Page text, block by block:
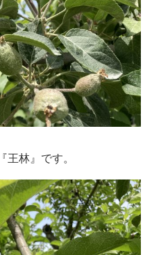
王林』です。